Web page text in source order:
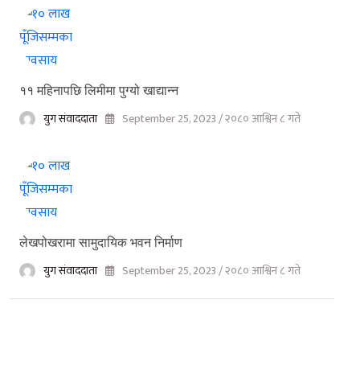
११ महिनापछि लिमीमा पुग्यो खाद्यान्न
युग संवाददाता September 25, 2023 / २०८० आश्विन ८ गते
लेखपोखरामा सामुदायिक भवन निर्माण
युग संवाददाता September 25, 2023 / २०८० आश्विन ८ गते